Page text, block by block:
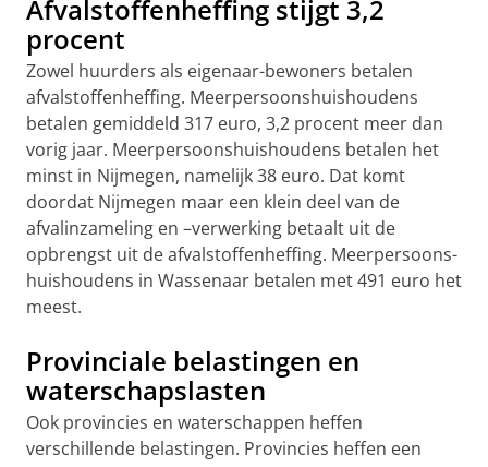
Afvalstoffenheffing stijgt 3,2
procent
Zowel huurders als eigenaar-bewoners betalen
afvalstoffenheffing. Meerpersoonshuishoudens
betalen gemiddeld 317 euro, 3,2 procent meer dan
vorig jaar. Meerpersoonshuishoudens betalen het
minst in Nijmegen, namelijk 38 euro. Dat komt
doordat Nijmegen maar een klein deel van de
afvalinzameling en –verwerking betaalt uit de
opbrengst uit de afvalstoffenheffing. Meerpersoons-
huishoudens in Wassenaar betalen met 491 euro het
meest.
Provinciale belastingen en
waterschapslasten
Ook provincies en waterschappen heffen
verschillende belastingen. Provincies heffen een